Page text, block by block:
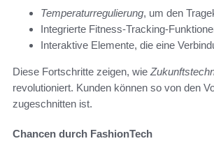
Temperaturregulierung, um den
Integrierte Fitness-Tracking-
Interaktive Elemente, die eine
Diese Fortschritte zeigen, wie
revolutioniert. Kunden können so von den
zugeschnitten ist.
Chancen durch FashionTech